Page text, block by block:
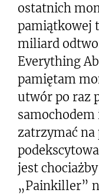
ostatnich
pamiątkowej
miliard
Everything
pamiętam
utwór po raz
samochodem
zatrzymać na
jest
„Painkiller”